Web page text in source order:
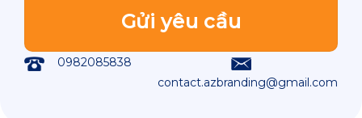
0982085838
contact.azbranding@gmail.com